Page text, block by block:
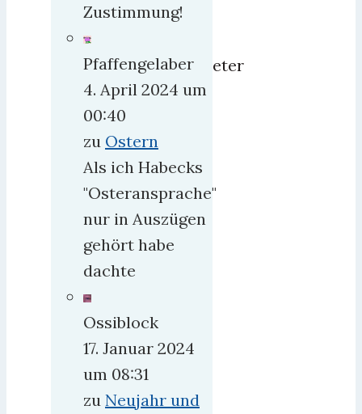
auf
Thermometer
sieht
18
Grad
–
und
feststellt,
einem
viel
wärmer
vor.
Zustimmung!
Pfaffengelaber
4. April 2024 um
00:40
zu Ostern
Als ich Habecks
"Osteransprache"
nur in Auszügen
gehört habe
dachte
Ossiblock
17. Januar 2024
um 08:31
zu Neujahr und